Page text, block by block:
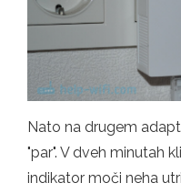
Nato na drugem
"par". V dveh minutah
indikator moči neha